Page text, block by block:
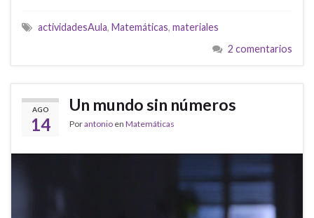
actividadesAula, Matemáticas, materiales
2 comentarios
AGO
14
Un mundo sin números
Porantonio en Matemáticas